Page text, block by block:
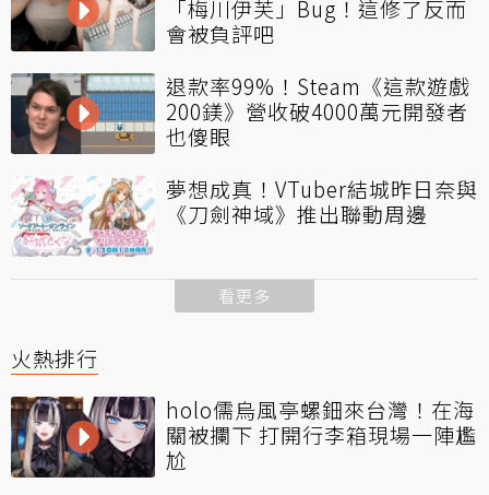
「梅川伊芙」Bug！這修了反而
會被負評吧
退款率99%！Steam《這款遊戲
200鎂》營收破4000萬元開發者
也傻眼
夢想成真！VTuber結城昨日奈與
《刀劍神域》推出聯動周邊
看更多
火熱排行
holo儒烏風亭螺鈿來台灣！在海
關被攔下 打開行李箱現場一陣尷
尬